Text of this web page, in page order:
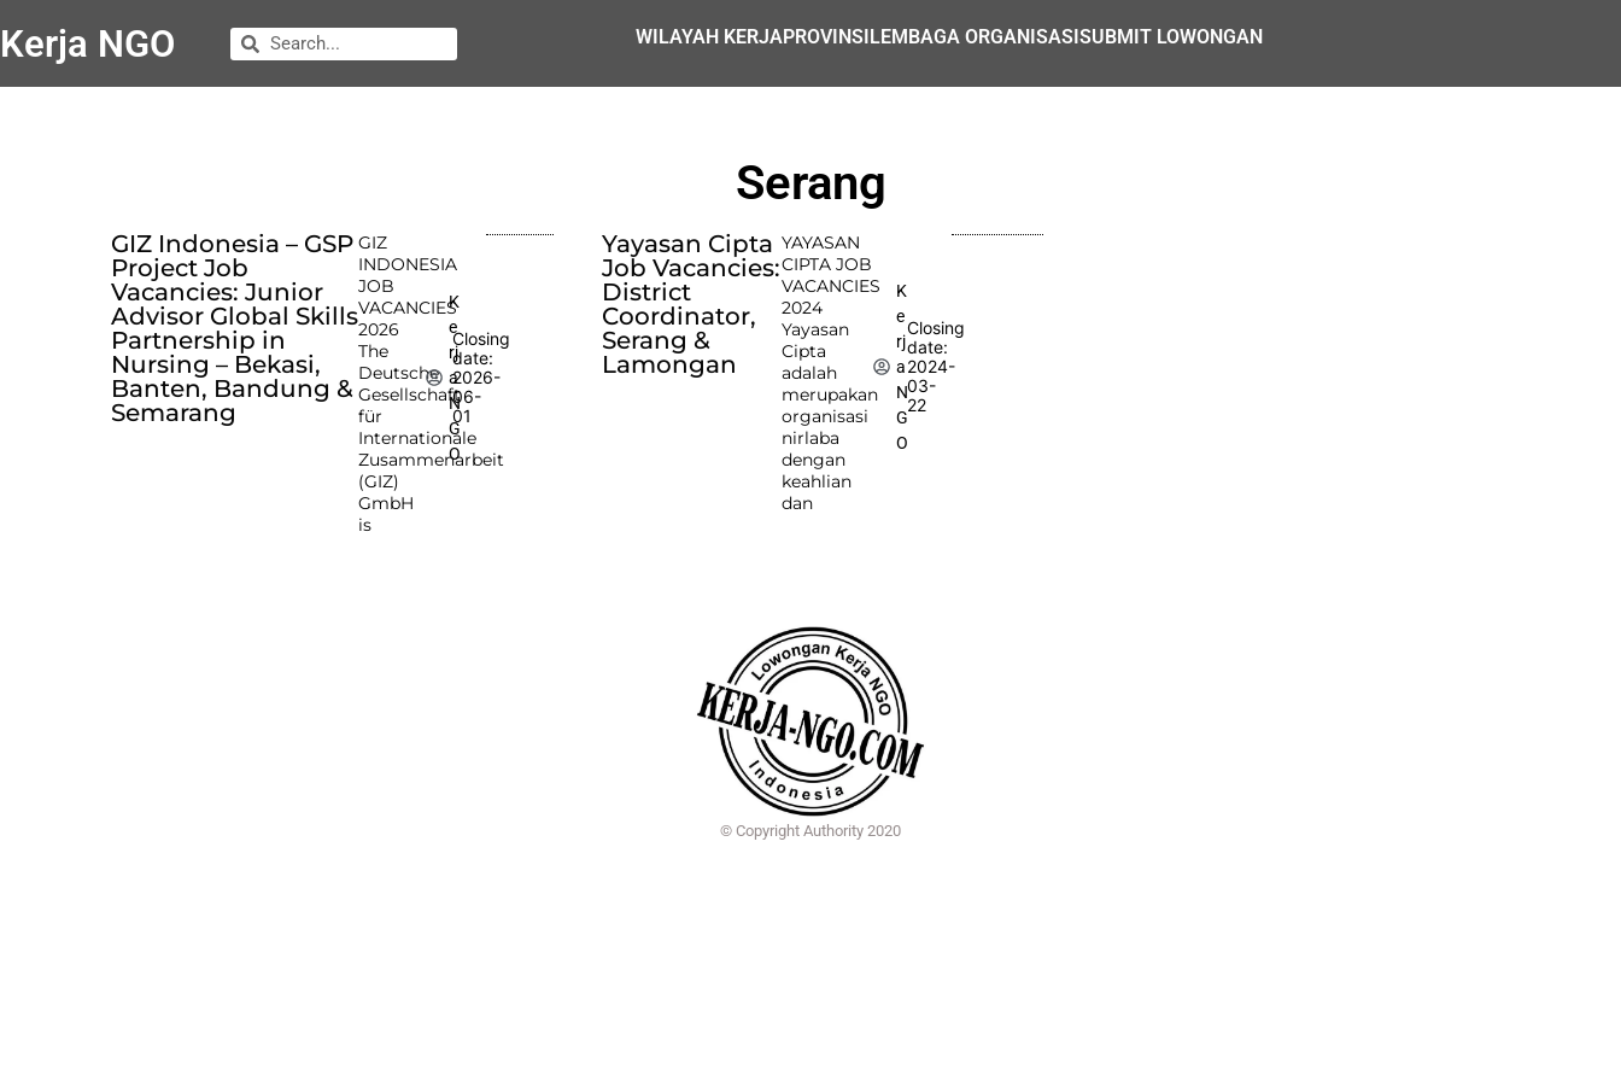
Kerja NGO WILAYAH KERJAPROVINSILEMBAGA ORGANISASISUBMIT LOWONGAN
Serang
GIZ Indonesia – GSP
Project Job
Vacancies: Junior
Advisor Global Skills
Partnership in
Nursing – Bekasi,
Banten, Bandung &
Semarang
GIZ
INDONESIA
JOB
VACANCIES
2026
The
Deutsche
Gesellschaft
für
Internationale
Zusammenarbeit
(GIZ)
GmbH
is
K
e
rj
a
N
G
O
Closing
date:
2026-
06-
01
Yayasan Cipta
Job Vacancies:
District
Coordinator,
Serang &
Lamongan
YAYASAN
CIPTA JOB
VACANCIES
2024
Yayasan
Cipta
adalah
merupakan
organisasi
nirlaba
dengan
keahlian
dan
K
e
rj
a
N
G
O
Closing
date:
2024-
03-
22
© Copyright Authority 2020